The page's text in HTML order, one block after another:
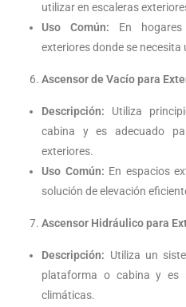
utilizar en escaleras
Uso Común: En
exteriores donde se necesita
Ascensor de Vacío para
Descripción: Utiliza
cabina y es adecuado
exteriores.
Uso Común: En espacios
solución de elevación
Ascensor Hidráulico para
Descripción: Utiliza un
plataforma o cabina y es
climáticas.